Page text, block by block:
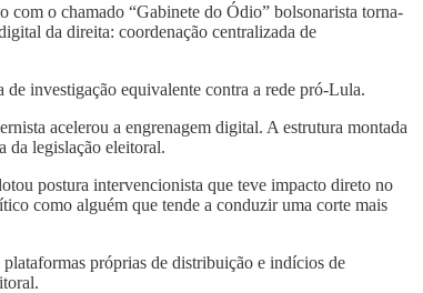
com o chamado “Gabinete do Ódio” bolsonarista torna-
da direita: coordenação centralizada de
investigação equivalente contra a rede pró-Lula.
acelerou a engrenagem digital. A estrutura montada
da legislação eleitoral.
postura intervencionista que teve impacto direto no
como alguém que tende a conduzir uma corte mais
próprias de distribuição e indícios de